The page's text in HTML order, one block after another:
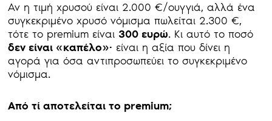
Αν η τιμή χρυσού είναι 2.000 €/ουγγιά, αλλά ένα
συγκεκριμένο χρυσό νόμισμα πωλείται 2.300 €,
τότε το premium είναι 300 ευρώ. Κι αυτό το ποσό
δεν είναι «καπέλο»· είναι η αξία που δίνει η
αγορά για όσα αντιπροσωπεύει το συγκεκριμένο
νόμισμα.
Από τί αποτελείται το premium;